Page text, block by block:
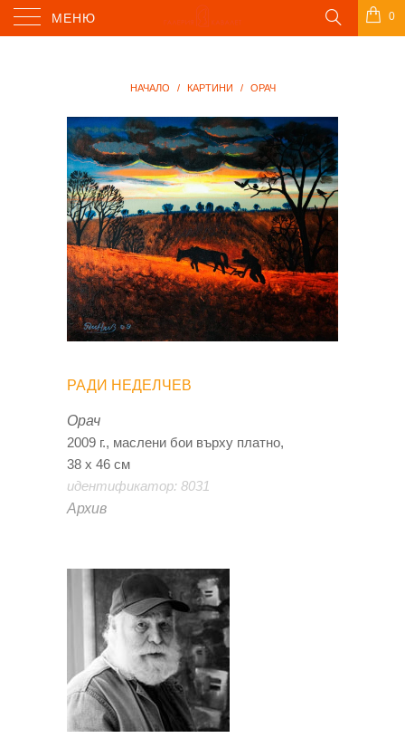
МЕНЮ 0
НАЧАЛО / КАРТИНИ / ОРАЧ
РАДИ НЕДЕЛЧЕВ
Орач
2009 г., маслени бои върху платно,
38 х 46 см
идентификатор: 8031
Архив